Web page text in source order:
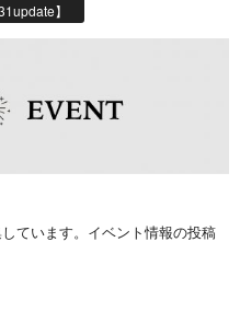
】
ています。イベント情報の投稿